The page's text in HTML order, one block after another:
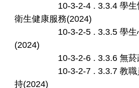
10-3-2-4 . 3.3.4 學
衛生健康服務(2024)
10-3-2-5 . 3.3.5 學
(2024)
10-3-2-6 . 3.3.6 無
10-3-2-7 . 3.3.7 教
持(2024)